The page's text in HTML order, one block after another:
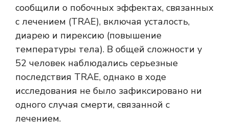
сообщили о побочных эффектах, связанных
с лечением (TRAE), включая усталость,
диарею и пирексию (повышение
температуры тела). В общей сложности у
52 человек наблюдались серьезные
последствия TRAE, однако в ходе
исследования не было зафиксировано ни
одного случая смерти, связанной с
лечением.